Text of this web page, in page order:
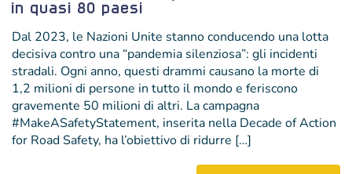
in quasi 80 paesi
Dal 2023, le Nazioni Unite stanno conducendo una lotta
decisiva contro una “pandemia silenziosa”: gli incidenti
stradali. Ogni anno, questi drammi causano la morte di
1,2 milioni di persone in tutto il mondo e feriscono
gravemente 50 milioni di altri. La campagna
#MakeASafetyStatement, inserita nella Decade of Action
for Road Safety, ha l’obiettivo di ridurre […]